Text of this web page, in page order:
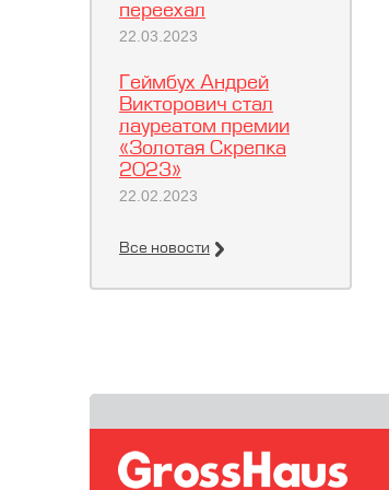
переехал
22.03.2023
Геймбух Андрей
Викторович стал
лауреатом премии
«Золотая Скрепка
2023»
22.02.2023
Все новости